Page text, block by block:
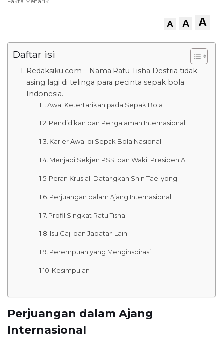
A A A
Daftar isi
Redaksiku.com – Nama Ratu Tisha Destria tidak
asing lagi di telinga para pecinta sepak bola
Indonesia.
Awal Ketertarikan pada Sepak Bola
Pendidikan dan Pengalaman Internasional
Karier Awal di Sepak Bola Nasional
Menjadi Sekjen PSSI dan Wakil Presiden AFF
Peran Krusial: Datangkan Shin Tae-yong
Perjuangan dalam Ajang Internasional
Profil Singkat Ratu Tisha
Isu Gaji dan Jabatan Lain
Perempuan yang Menginspirasi
Kesimpulan
Perjuangan dalam Ajang
Internasional